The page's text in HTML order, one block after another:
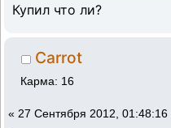
Купил что ли?
Carrot
Карма: 16
« 27 Сентября 2012, 01:48:16